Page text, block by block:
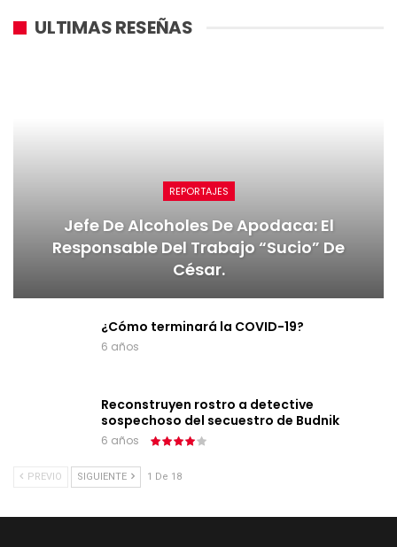
ULTIMAS RESEÑAS
REPORTAJES
Jefe De Alcoholes De Apodaca: El
Responsable Del Trabajo “sucio” De
César.
¿Cómo terminará la COVID-19?
6 años
Reconstruyen rostro a detective
sospechoso del secuestro de Budnik
6 años
PREVIO SIGUIENTE 1 De 18